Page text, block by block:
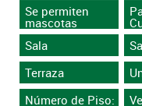
Se permiten
mascotas
Sala
Terraza
Número de Piso: